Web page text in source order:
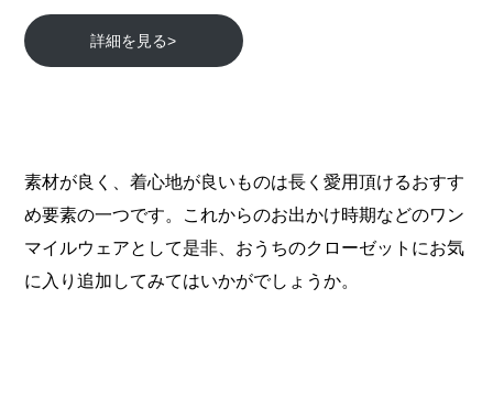
詳細を見る>
素材が良く、着心地が良いものは長く愛用頂けるおすす
め要素の一つです。これからのお出かけ時期などのワン
マイルウェアとして是非、おうちのクローゼットにお気
に入り追加してみてはいかがでしょうか。